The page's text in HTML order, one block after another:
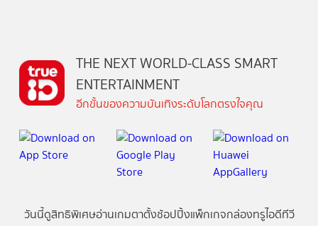
THE NEXT WORLD-CLASS SMART
ENTERTAINMENT
อีกขั้นของความบันเทิงระดับโลกตรงใจคุณ
วันนี้ดูสิทธิพิเศษอ่านเกมตาตั้งช้อปปิ้งแพ็กเกจกล่องทรูไอดีทีวี